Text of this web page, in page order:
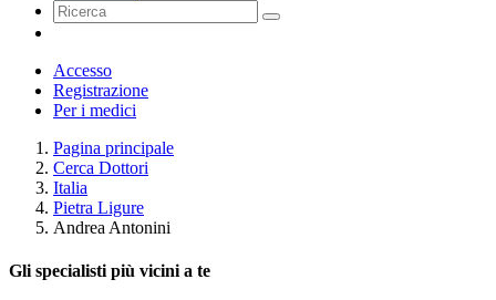
Accesso
Registrazione
Per i medici
Pagina principale
Cerca Dottori
Italia
Pietra Ligure
Andrea Antonini
Gli specialisti più vicini a te